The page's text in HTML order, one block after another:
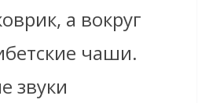
а вокруг
чаши.
звуки